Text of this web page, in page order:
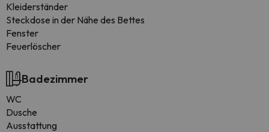
Kleiderständer
Steckdose in der Nähe des Bettes
Fenster
Feuerlöscher
Badezimmer
WC
Dusche
Ausstattung